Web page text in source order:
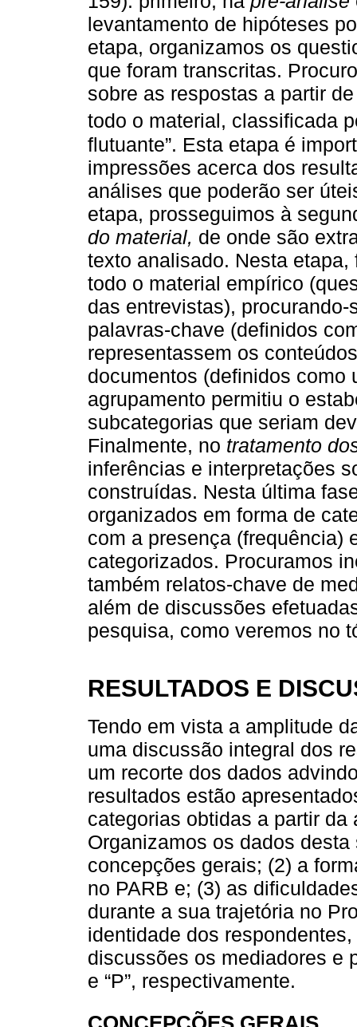
levantamento de hipóteses
etapa, organizamos os
que foram transcritas.
sobre as respostas a partir
todo o material, classificada
flutuante”. Esta etapa é
impressões acerca dos
análises que poderão ser
etapa, prosseguimos à
do material, de onde são
texto analisado. Nesta
todo o material empírico
das entrevistas),
palavras-chave (definidos
representassem os
documentos (definidos como
agrupamento permitiu o
subcategorias que seriam
Finalmente, no tratamento
inferências e interpretações
construídas. Nesta última
organizados em forma de
com a presença (frequência)
categorizados. Procuramos
também relatos-chave de
além de discussões
pesquisa, como veremos no
RESULTADOS E
Tendo em vista a amplitude
uma discussão integral dos
um recorte dos dados
resultados estão
categorias obtidas a partir
Organizamos os dados
concepções gerais; (2) a
no PARB e; (3) as
durante a sua trajetória no
identidade dos
discussões os mediadores e
e “P”, respectivamente.